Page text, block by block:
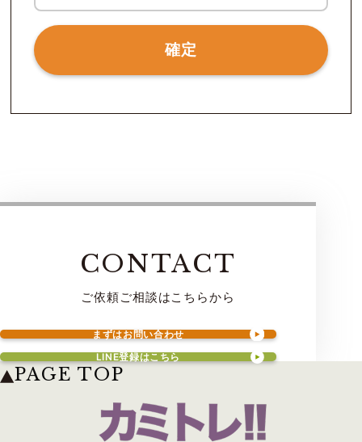
CONTACT
ご依頼ご相談はこちらから
まずはお問い合わせ
LINE登録はこちら
PAGE TOP